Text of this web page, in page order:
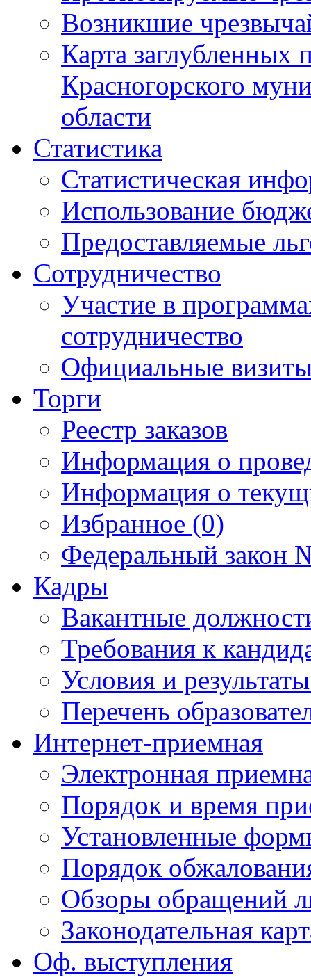
Возникшие
Карта
Красногорского
области
Статистика
Статистическая
Использование
Предоставляемые
Сотрудничество
Участие в
сотрудничество
Официальные
Торги
Реестр заказов
Информация о
Информация о
Избранное (0)
Федеральный закон
Кадры
Вакантные
Требования к
Условия и
Перечень
Интернет-приемная
Электронная
Порядок и время
Установленные
Порядок
Обзоры обращений
Законодательная
Оф. выступления